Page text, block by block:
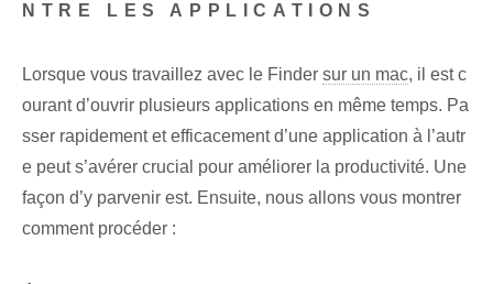
NTRE LES APPLICATIONS
Lorsque vous travaillez avec le Finder sur un mac, il est c
ourant d’ouvrir plusieurs applications en même temps. Pa
sser rapidement et efficacement d’une application à l’autr
e peut s’avérer crucial pour améliorer la productivité. Une
façon d’y parvenir est. Ensuite, nous allons vous montrer
comment procéder :